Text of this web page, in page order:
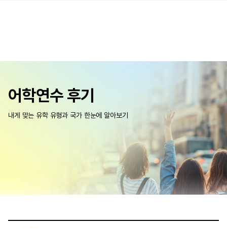
어학연수 후기
내게 맞는 유학 유형과 국가 한눈에 알아보기